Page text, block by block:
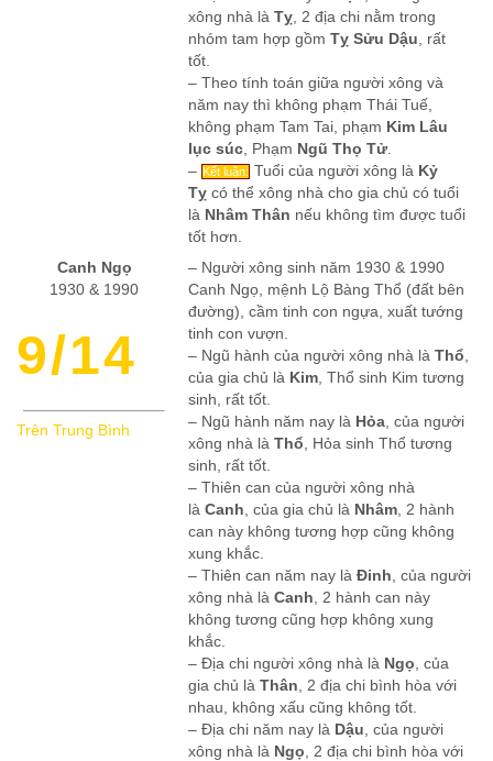
xông nhà là Tỵ , 2 địa chi nằm trong
nhóm tam hợp gồm Tỵ Sửu Dậu , rất
tốt.
– Theo tính toán giữa người xông và
năm nay thì không phạm Thái Tuế,
không phạm Tam Tai, phạm Kim Lâu
lục súc , Phạm Ngũ Thọ Tử.
– Kết luận: Tuổi của người xông là Kỷ
Tỵ có thể xông nhà cho gia chủ có tuổi
là Nhâm Thân nếu không tìm được tuổi
tốt hơn.
Canh Ngọ
1930 & 1990
9/14
Trên Trung Bình
– Người xông sinh năm 1930 & 1990
Canh Ngọ, mệnh Lộ Bàng Thổ (đất bên
đường), cầm tinh con ngựa, xuất tướng
tinh con vượn.
– Ngũ hành của người xông nhà là Thổ
của gia chủ là Kim , Thổ sinh Kim tương
sinh, rất tốt.
– Ngũ hành năm nay là Hỏa , của người
xông nhà là Thổ , Hỏa sinh Thổ tương
sinh, rất tốt.
– Thiên can của người xông nhà
là Canh , của gia chủ là Nhâm , 2 hành
can này không tương hợp cũng không
xung khắc.
– Thiên can năm nay là Đinh , của người
xông nhà là Canh , 2 hành can này
không tương cũng hợp không xung
khắc.
– Địa chi người xông nhà là Ngọ , của
gia chủ là Thân , 2 địa chi bình hòa với
nhau, không xấu cũng không tốt.
– Địa chi năm nay là Dậu , của người
xông nhà là Ngọ , 2 địa chi bình hòa với